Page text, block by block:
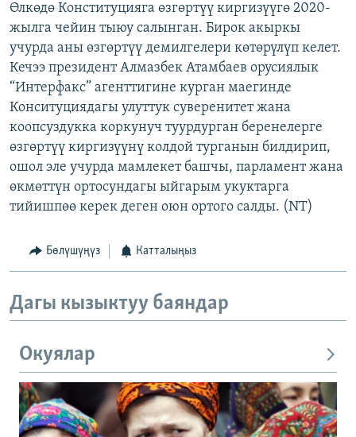
Өлкөдө Конституцияга өзгөртүү киргизүүгө 2020-
жылга чейин тыюу салынган. Бирок акыркы
учурда аны өзгөртүү демилгелери көтөрүлүп келет.
Кечээ президент Алмазбек Атамбаев орусиялык
“Интерфакс” агенттигине курган маегинде
Конситуциядагы улуттук суверенитет жана
коопсуздукка коркунуч туурдурган беренелерге
өзгөртүү киргизүүнү колдой турганын билдирип,
ошол эле учурда мамлекет башчы, парламент жана
өкмөттүн ортосундагы ыйгарым укуктарга
тийишпөө керек деген оюн ортого салды. (NT)
Бөлүшүңүз Катталыңыз
Дагы кызыктуу баяндар
Окуялар